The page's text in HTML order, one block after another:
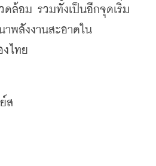
ดล้อม รวมทั้งเป็นอีกจุดเริ่ม
พลังงานสะอาดใน
ไทย
ส